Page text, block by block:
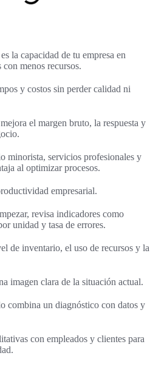
la capacidad de tu empresa en
menos recursos.
y costos sin perder calidad ni
el margen bruto, la respuesta y
minorista, servicios profesionales y
al optimizar procesos.
empresarial.
revisa indicadores como
unidad y tasa de errores.
de inventario, el uso de recursos y la
imagen clara de la situación actual.
combina un diagnóstico con datos y
con empleados y clientes para